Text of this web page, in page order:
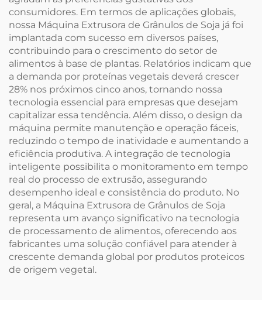
consumidores. Em termos de aplicações globais,
nossa Máquina Extrusora de Grânulos de Soja já foi
implantada com sucesso em diversos países,
contribuindo para o crescimento do setor de
alimentos à base de plantas. Relatórios indicam que
a demanda por proteínas vegetais deverá crescer
28% nos próximos cinco anos, tornando nossa
tecnologia essencial para empresas que desejam
capitalizar essa tendência. Além disso, o design da
máquina permite manutenção e operação fáceis,
reduzindo o tempo de inatividade e aumentando a
eficiência produtiva. A integração de tecnologia
inteligente possibilita o monitoramento em tempo
real do processo de extrusão, assegurando
desempenho ideal e consistência do produto. No
geral, a Máquina Extrusora de Grânulos de Soja
representa um avanço significativo na tecnologia
de processamento de alimentos, oferecendo aos
fabricantes uma solução confiável para atender à
crescente demanda global por produtos proteicos
de origem vegetal.